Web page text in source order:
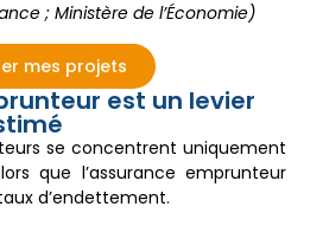
; Ministère de l’Économie)
mes projets
est un levier
se concentrent uniquement
que l’assurance emprunteur
d’endettement.